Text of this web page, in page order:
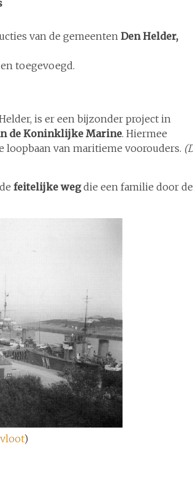
van de gemeenten Den Helder,
toegevoegd.
is er een bijzonder project in
de Koninklijke Marine. Hiermee
van maritieme voorouders.
feitelijke wegdie een familie door de
)